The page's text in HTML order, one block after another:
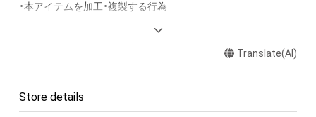
・本アイテムを加工・複製する行為
・本アイテムに関する創作物（画像および映像、音楽、商標または
財産権（それらの権利を取得し、又はそれらの権利につき登録等
Translate(AI)
Store details